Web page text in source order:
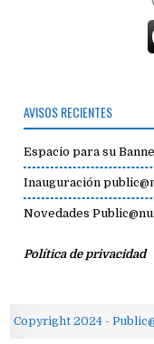
AVISOS RECIENTES
Espacio para su
Inauguración
Novedades
Política de privacidad
Copyright 2024 -